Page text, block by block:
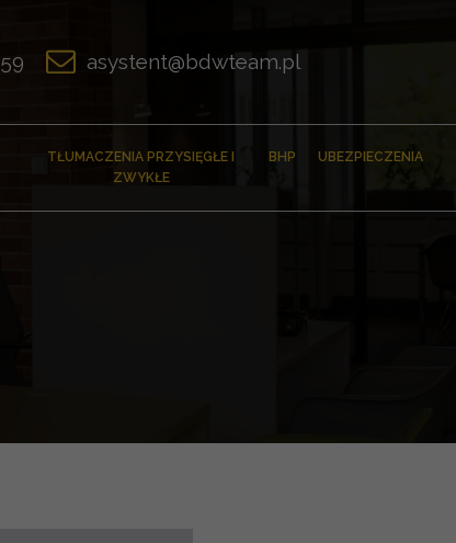
asystent@bdwteam.pl
TŁUMACZENIA PRZYSIĘGŁE I
ZWYKŁE
BHP UBEZPIECZENIA